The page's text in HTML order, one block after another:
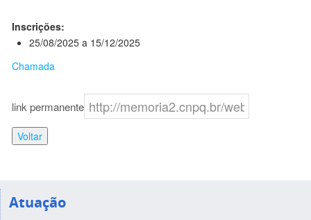
Inscrições:
25/08/2025 a 15/12/2025
Chamada
link permanente
Voltar
Atuação